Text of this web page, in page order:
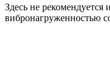
Здесь не
вибронагруженностью